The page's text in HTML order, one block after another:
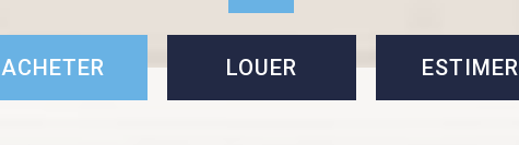
ACHETER LOUER ESTIMER